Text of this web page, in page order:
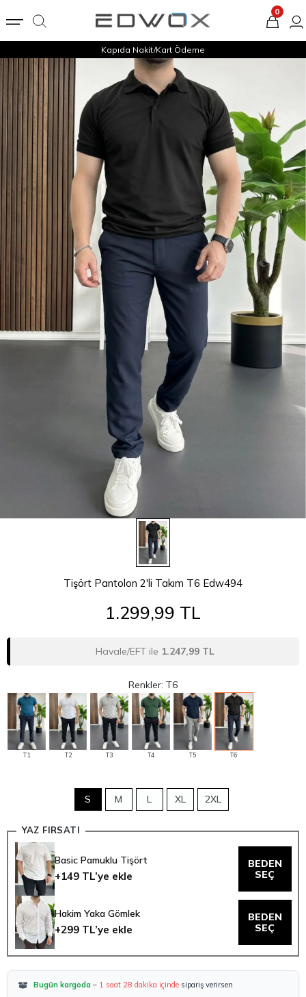
Kapıda Nakit/Kart Ödeme
0
Tişört Pantolon 2'li Takım T6 Edw494
1.299,99 TL
Havale/EFT ile 1.247,99 TL
Renkler: T6
T1 T2 T3 T4 T5 T6
S M L XL 2XL
YAZ FIRSATI
Basic Pamuklu Tişört
+149 TL’ye ekle
BEDEN
SEÇ
Hakim Yaka Gömlek
+299 TL’ye ekle
BEDEN
SEÇ
Bugün kargoda – 1 saat 28 dakika içinde sipariş verirsen